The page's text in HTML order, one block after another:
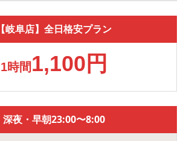
【岐阜店】全日格安プラン
1時間1,100円
深夜・早朝23:00〜8:00